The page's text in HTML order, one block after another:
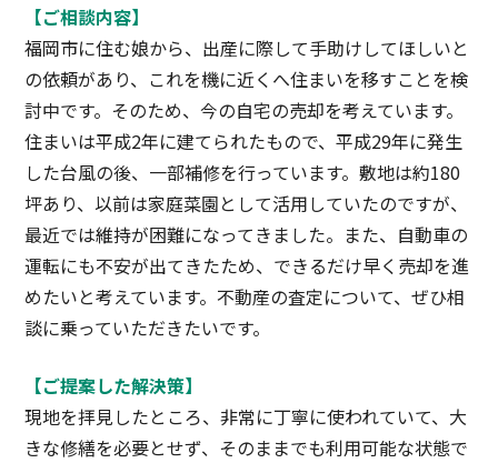
【ご相談内容】
福岡市に住む娘から、出産に際して手助けしてほしいと
の依頼があり、これを機に近くへ住まいを移すことを検
討中です。そのため、今の自宅の売却を考えています。
住まいは平成2年に建てられたもので、平成29年に発生
した台風の後、一部補修を行っています。敷地は約180
坪あり、以前は家庭菜園として活用していたのですが、
最近では維持が困難になってきました。また、自動車の
運転にも不安が出てきたため、できるだけ早く売却を進
めたいと考えています。不動産の査定について、ぜひ相
談に乗っていただきたいです。
【ご提案した解決策】
現地を拝見したところ、非常に丁寧に使われていて、大
きな修繕を必要とせず、そのままでも利用可能な状態で